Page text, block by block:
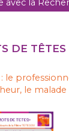
avec la
DE TÊTES
le
le malade